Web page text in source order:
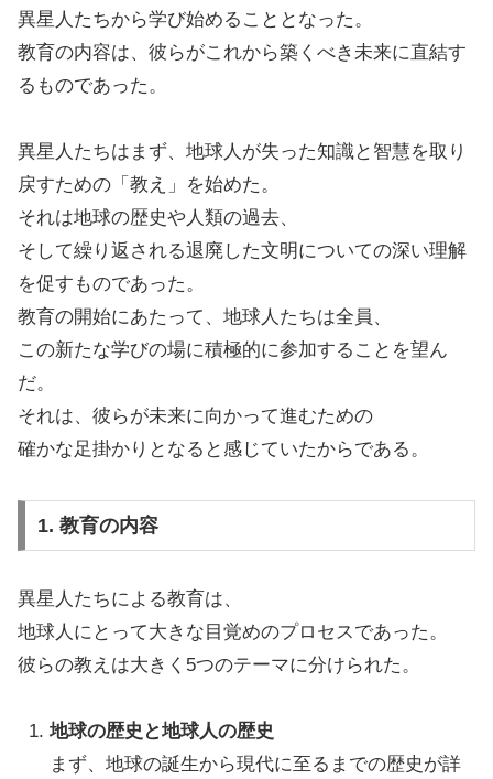
異星人たちから学び始めることとなった。
教育の内容は、彼らがこれから築くべき未来に直結す
るものであった。
異星人たちはまず、地球人が失った知識と智慧を取り
戻すための「教え」を始めた。
それは地球の歴史や人類の過去、
そして繰り返される退廃した文明についての深い理解
を促すものであった。
教育の開始にあたって、地球人たちは全員、
この新たな学びの場に積極的に参加することを望ん
だ。
それは、彼らが未来に向かって進むための
確かな足掛かりとなると感じていたからである。
1. 教育の内容
異星人たちによる教育は、
地球人にとって大きな目覚めのプロセスであった。
彼らの教えは大きく5つのテーマに分けられた。
地球の歴史と地球人の歴史
まず、地球の誕生から現代に至るまでの歴史が詳